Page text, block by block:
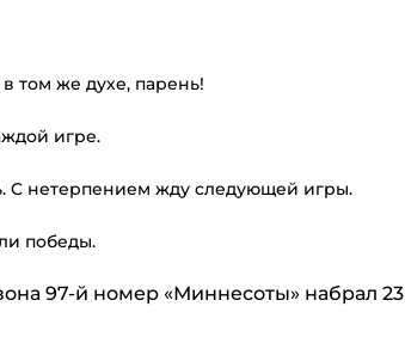
том же духе, парень!
игре.
C нетерпением жду следующей игры.
победы.
97-й номер «Миннесоты» набрал 23